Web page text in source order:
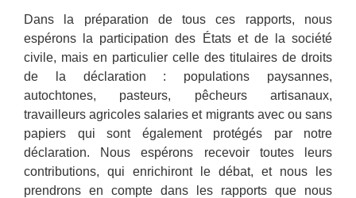
Dans la préparation de tous ces rapports, nous
espérons la participation des États et de la société
civile, mais en particulier celle des titulaires de droits
de la déclaration : populations paysannes,
autochtones, pasteurs, pêcheurs artisanaux,
travailleurs agricoles salaries et migrants avec ou sans
papiers qui sont également protégés par notre
déclaration. Nous espérons recevoir toutes leurs
contributions, qui enrichiront le débat, et nous les
prendrons en compte dans les rapports que nous